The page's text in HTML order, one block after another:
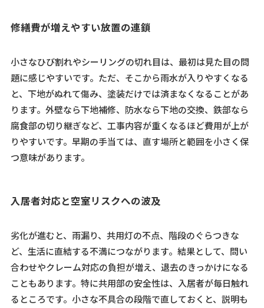
修繕費が増えやすい放置の連鎖
小さなひび割れやシーリングの切れ目は、最初は見た目の問
題に感じやすいです。ただ、そこから雨水が入りやすくなる
と、下地がぬれて傷み、塗装だけでは済まなくなることがあ
ります。外壁なら下地補修、防水なら下地の交換、鉄部なら
腐食部の切り継ぎなど、工事内容が重くなるほど費用が上が
りやすいです。早期の手当ては、直す場所と範囲を小さく保
つ意味があります。
入居者対応と空室リスクへの波及
劣化が進むと、雨漏り、共用灯の不点、階段のぐらつきな
ど、生活に直結する不満につながります。結果として、問い
合わせやクレーム対応の負担が増え、退去のきっかけになる
こともあります。特に共用部の安全性は、入居者が毎日触れ
るところです。小さな不具合の段階で直しておくと、説明も